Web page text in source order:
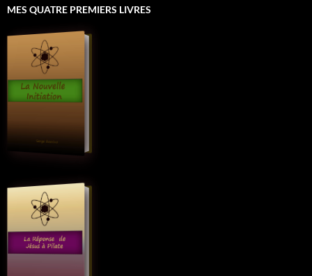
MES QUATRE PREMIERS LIVRES